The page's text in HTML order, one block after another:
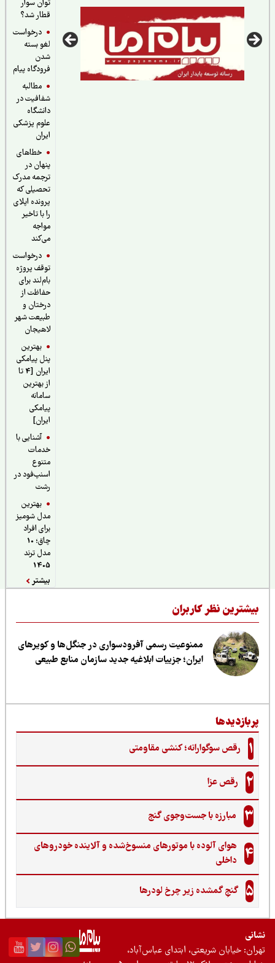
توان سوار
قطار شد؟
درخواست
لغو بسته
فرودگاه پیام
مطالبه
شفافیت در
دانشگاه
علوم پزشکی
خطاهای
پنهان در
ترجمه مدرک
تحصیلی که
پرونده اپلای
را با تاخیر
درخواست
توقف پروژه
بام‌لند برای
حفاظت از
درختان و
طبیعت شهر
لاهیجان
بهترین
پنل پیامکی
ایران [4 تا
از بهترین
سامانه
پیامکی
آشنایی با
خدمات
اسنپ‌فود در
بهترین
مدل شومیز
برای افراد
چاق؛ 10
مدل ترند
نظر کاربران
ممنوعیت رسمی آفرودسواری در جنگل‌ها و کویرهای
ایران؛ جزییات ابلاغیه جدید سازمان منابع طبیعی
رقص سوگوارانه؛ کنشی مقاومتی
رقص عزا
مبارزه با جست‌وجوی گنج‌
هوای آلوده با موتورهای منسوخ‌شده و آلاینده خودروهای
داخلی
گنجِ گمشده زیر چرخ لودرها
خیابان شریعتی، ابتدای عباس‌آباد،